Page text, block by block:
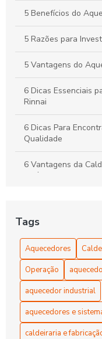
5 Benefícios do
5 Razões para
5 Vantagens do
6 Dicas Essenciais
Rinnai
6 Dicas Para
Qualidade
6 Vantagens da
Indústria
Aquecedor Água
Aquecedor Água
Aquecedor Água
Ideal
Aquecedor água
Tags
Aquecedores
Operação
aquecedor industrial
aquecedores e
caldeiraria e